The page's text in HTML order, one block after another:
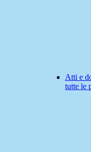
Atti e
tutte le